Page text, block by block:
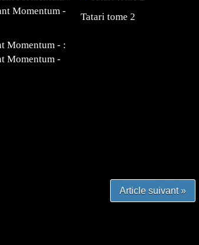
Momentum - :
Momentum -
Tatari tome 2
Article suivant »